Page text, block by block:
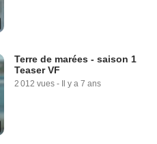
Terre de marées - saison 1
Teaser VF
2 012 vues - Il y a 7 ans